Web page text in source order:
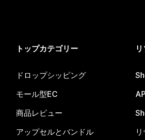
トップカテゴリー
ドロップシッピング
モール型EC
商品レビュー
アップセルとバンドル